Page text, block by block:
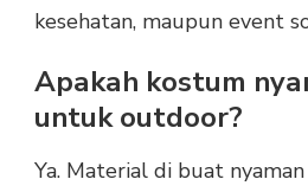
kesehatan, maupun event
Apakah kostum
untuk outdoor?
Ya. Material di buat